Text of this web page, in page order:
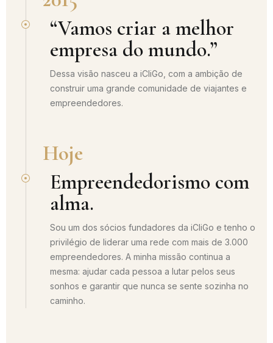
“Vamos criar a melhor
empresa do mundo.”
Dessa visão nasceu a iCliGo, com a ambição de
construir uma grande comunidade de viajantes e
empreendedores.
Hoje
Empreendedorismo com
alma.
Sou um dos sócios fundadores da iCliGo e tenho o
privilégio de liderar uma rede com mais de 3.000
empreendedores. A minha missão continua a
mesma: ajudar cada pessoa a lutar pelos seus
sonhos e garantir que nunca se sente sozinha no
caminho.